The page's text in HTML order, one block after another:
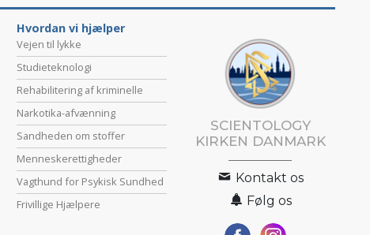
Hvordan vi hjælper
Vejen til lykke
Studieteknologi
Rehabilitering af kriminelle
Narkotika-afvænning
Sandheden om stoffer
Menneske­rettigheder
Vagthund for Psykisk Sundhed
Frivillige Hjælpere
SCIENTOLOGY
KIRKEN DANMARK
Kontakt os
Følg os